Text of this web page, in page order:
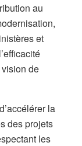
au
et
de
la
des projets
les